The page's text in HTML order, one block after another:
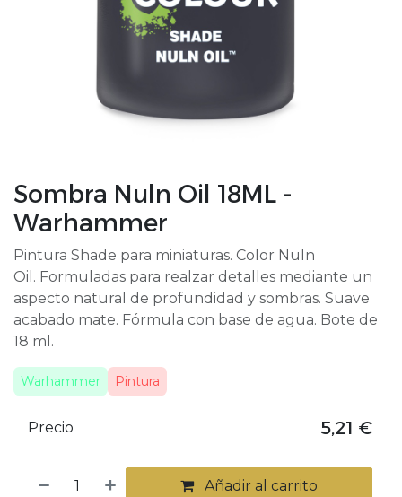
Sombra Nuln Oil 18ML -
Warhammer
Pintura Shade para miniaturas. Color Nuln
Oil. Formuladas para realzar detalles mediante un
aspecto natural de profundidad y sombras. Suave
acabado mate. Fórmula con base de agua. Bote de
18 ml.
Warhammer Pintura
Añadir al carrito
Precio 5,21 €